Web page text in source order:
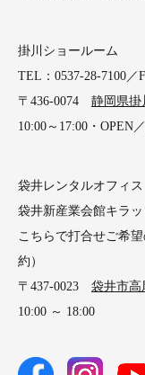
掛川ショールーム
TEL：0537-28-7100／
〒436-0074 静岡県掛
10:00～17:00・OPEN
袋井レンタルオフィス
袋井新産業会館キラ
こちらで打合せご希
約）
〒437-0023 袋井市高
10:00 ～ 18:00